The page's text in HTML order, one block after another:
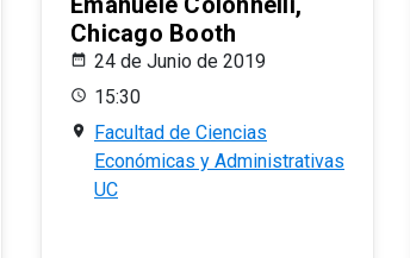
Chicago Booth
24 de Junio de 2019
15:30
Facultad de Ciencias
Económicas y Administrativas
UC